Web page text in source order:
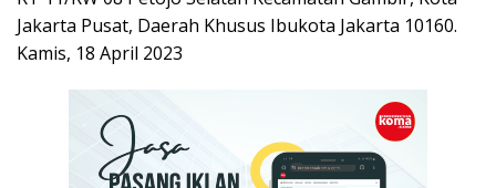
Jakarta Pusat, Daerah Khusus Ibukota Jakarta 10160.
Kamis, 18 April 2023